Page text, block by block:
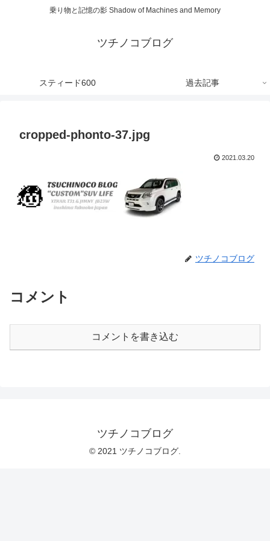
乗り物と記憶の影 Shadow of Machines and Memory
ツチノコブログ
スティード600 過去記事
cropped-phonto-37.jpg
2021.03.20
ツチノコブログ
コメント
コメントを書き込む
ツチノコブログ
© 2021 ツチノコブログ.